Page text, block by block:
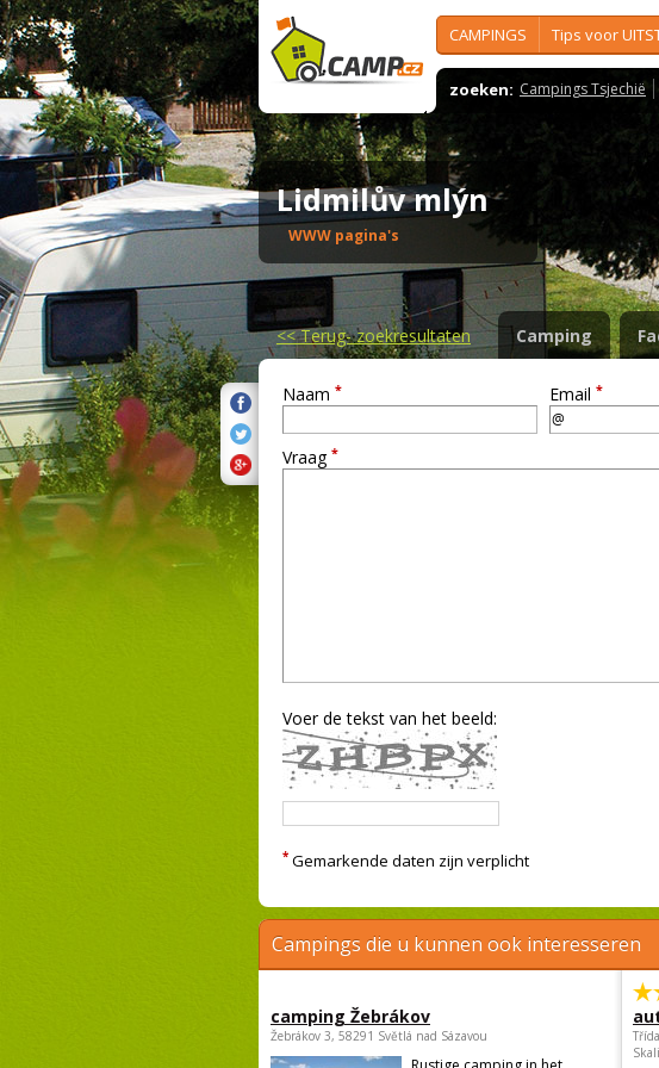
CAMPINGS Tips voor
zoeken: Campings Tsjechië
Lidmilův mlýn
WWW pagina's
<<Terug- zoekresultaten Camping
Naam * Email *
Vraag *
Voer de tekst van het beeld:
* Gemarkende daten zijn verplicht
Campings die u kunnen ook interesseren
camping Žebrákov
Žebrákov 3, 58291 Světlá nad Sázavou